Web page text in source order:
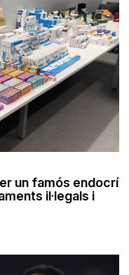
un famós endocrí
il·legals i